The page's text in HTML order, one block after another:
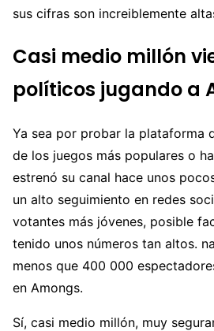
sus cifras son increiblemente
Casi medio millón
políticos jugando a
Ya sea por probar la plataforma
de los juegos más populares o
estrenó su canal hace unos
un alto seguimiento en redes
votantes más jóvenes, posible
tenido unos números tan altos.
menos que 400 000
en Amongs.
Sí, casi medio millón, muy